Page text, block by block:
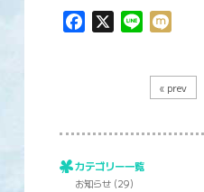
Facebook
X Line
« prev
カテゴリー一覧
お知らせ (29)